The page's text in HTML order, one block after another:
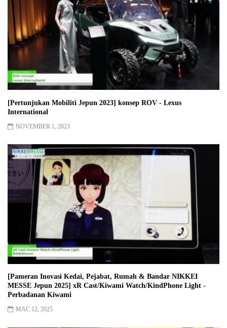
[Pertunjukan Mobiliti Jepun 2023] konsep ROV - Lexus
International
NOVEMBER 1, 2023
[Pameran Inovasi Kedai, Pejabat, Rumah & Bandar NIKKEI
MESSE Jepun 2025] xR Cast/Kiwami Watch/KindPhone Light -
Perbadanan Kiwami
MAC 12, 2025